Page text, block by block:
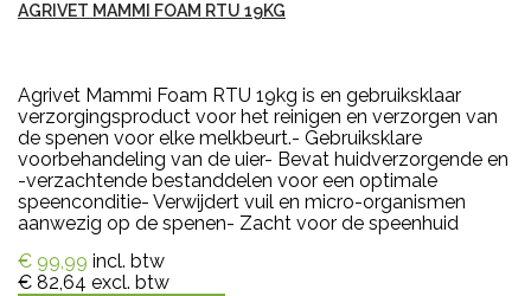
AGRIVET MAMMI FOAM RTU 19KG
Agrivet Mammi Foam RTU 19kg is en gebruiksklaar
verzorgingsproduct voor het reinigen en verzorgen van
de spenen voor elke melkbeurt.- Gebruiksklare
voorbehandeling van de uier- Bevat huidverzorgende en
-verzachtende bestanddelen voor een optimale
speenconditie- Verwijdert vuil en micro-organismen
aanwezig op de spenen- Zacht voor de speenhuid
€ 99,99 incl. btw
€ 82,64 excl. btw